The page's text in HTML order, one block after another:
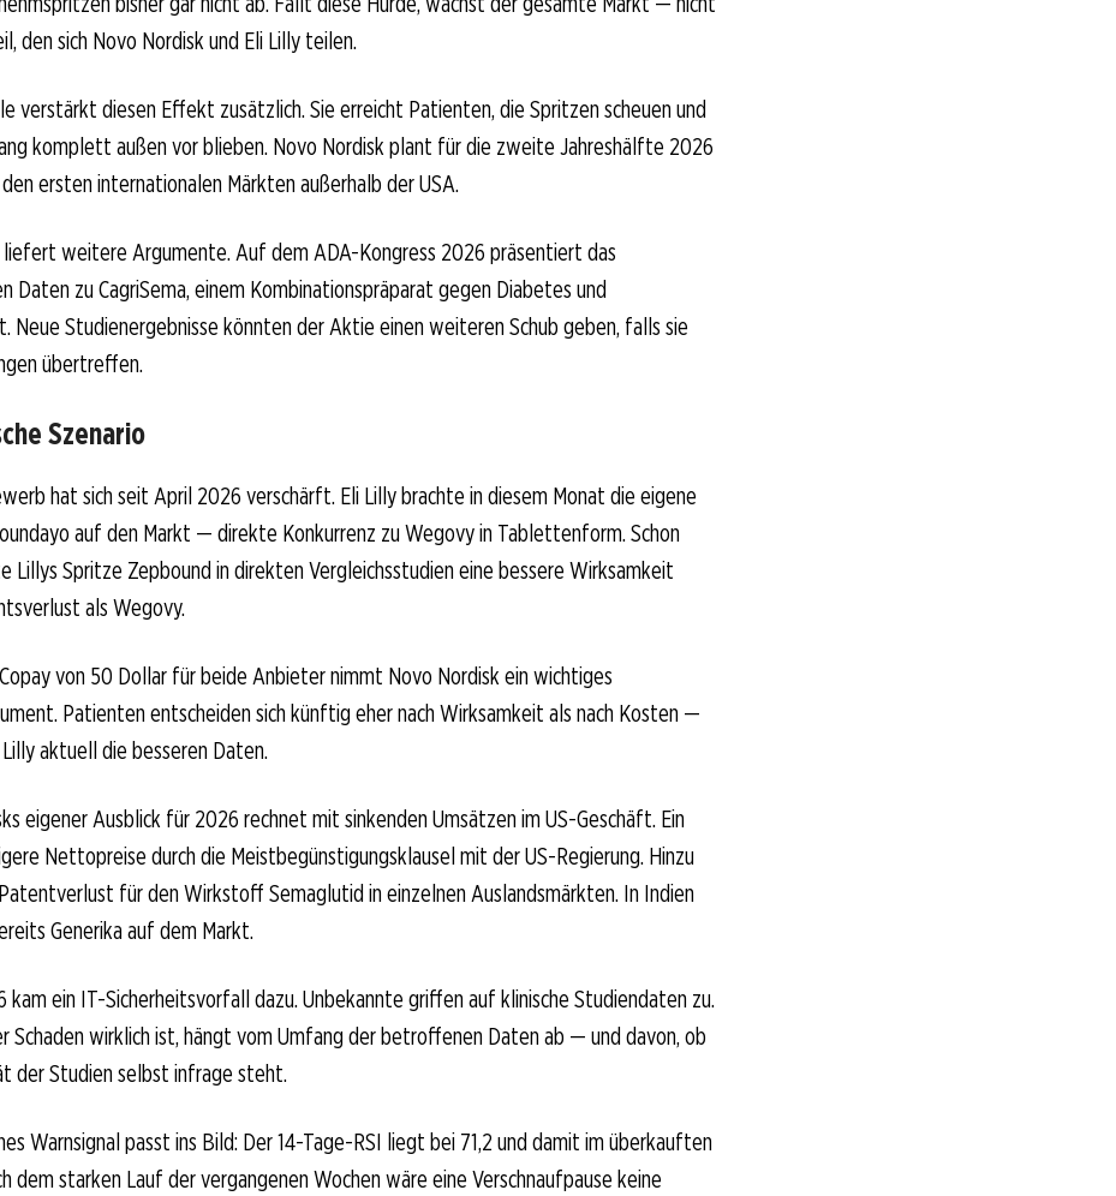
den sich Novo Nordisk und Eli Lilly teilen.
verstärkt diesen Effekt zusätzlich. Sie erreicht Patienten, die Spritzen scheuen und
komplett außen vor blieben. Novo Nordisk plant für die zweite Jahreshälfte 2026
ersten internationalen Märkten außerhalb der USA.
liefert weitere Argumente. Auf dem ADA-Kongress 2026 präsentiert das
Daten zu CagriSema, einem Kombinationspräparat gegen Diabetes und
Neue Studienergebnisse könnten der Aktie einen weiteren Schub geben, falls sie
übertreffen.
Szenario
hat sich seit April 2026 verschärft. Eli Lilly brachte in diesem Monat die eigene
auf den Markt — direkte Konkurrenz zu Wegovy in Tablettenform. Schon
Lillys Spritze Zepbound in direkten Vergleichsstudien eine bessere Wirksamkeit
als Wegovy.
von 50 Dollar für beide Anbieter nimmt Novo Nordisk ein wichtiges
Patienten entscheiden sich künftig eher nach Wirksamkeit als nach Kosten —
aktuell die besseren Daten.
eigener Ausblick für 2026 rechnet mit sinkenden Umsätzen im US-Geschäft. Ein
Nettopreise durch die Meistbegünstigungsklausel mit der US-Regierung. Hinzu
für den Wirkstoff Semaglutid in einzelnen Auslandsmärkten. In Indien
Generika auf dem Markt.
kam ein IT-Sicherheitsvorfall dazu. Unbekannte griffen auf klinische Studiendaten zu.
Schaden wirklich ist, hängt vom Umfang der betroffenen Daten ab — und davon, ob
der Studien selbst infrage steht.
Warnsignal passt ins Bild: Der 14-Tage-RSI liegt bei 71,2 und damit im überkauften
dem starken Lauf der vergangenen Wochen wäre eine Verschnaufpause keine